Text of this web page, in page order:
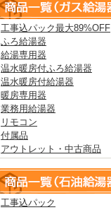
工事込パック最大89%OFF
ふろ給湯器
給湯専用器
温水暖房付ふろ給湯器
温水暖房付給湯器
暖房専用器
業務用給湯器
リモコン
付属品
アウトレット・中古商品
工事込パック